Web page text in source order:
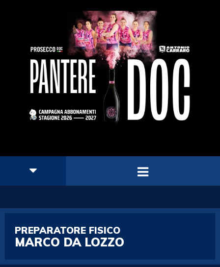
PREPARATORE FISICO
MARCO DA LOZZO